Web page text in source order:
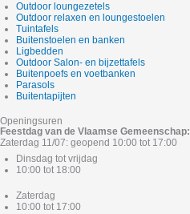
Outdoor loungezetels
Outdoor relaxen en loungestoelen
Tuintafels
Buitenstoelen en banken
Ligbedden
Outdoor Salon- en bijzettafels
Buitenpoefs en voetbanken
Parasols
Buitentapijten
Openingsuren
Feestdag van de Vlaamse Gemeenschap:
Zaterdag 11/07: geopend 10:00 tot 17:00
Dinsdag tot vrijdag
10:00 tot 18:00
Zaterdag
10:00 tot 17:00